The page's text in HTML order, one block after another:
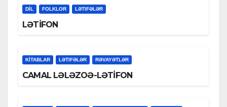
DİL FOLKLOR LƏTIFƏLƏR
LƏTİFON
KİTABLAR LƏTIFƏLƏR RƏVAYƏTLƏR
CAMAL LƏLƏZOƏ-LƏTİFON